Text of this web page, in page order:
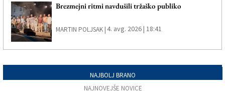
Brezmejni ritmi navdušili tržaško publiko
MARTIN POLJSAK |4. avg. 2026 | 18:41
NAJBOLJ BRANO
NAJNOVEJŠE NOVICE